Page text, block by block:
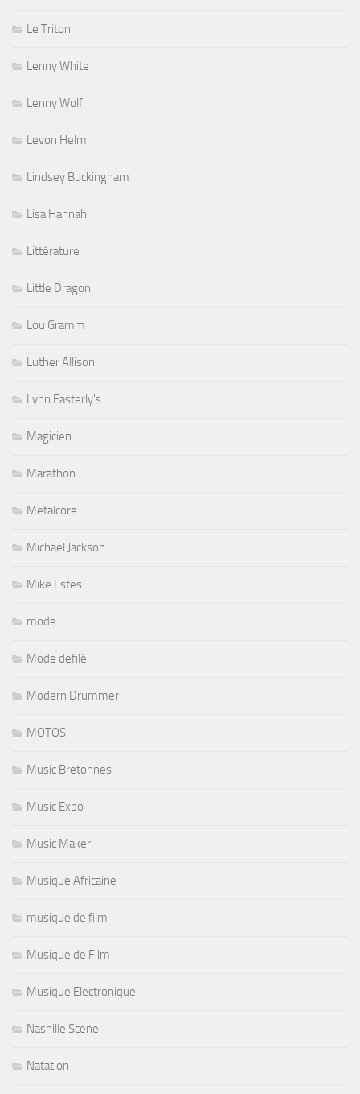
Le Triton
Lenny White
Lenny Wolf
Levon Helm
Lindsey Buckingham
Lisa Hannah
Littérature
Little Dragon
Lou Gramm
Luther Allison
Lynn Easterly's
Magicien
Marathon
Metalcore
Michael Jackson
Mike Estes
mode
Mode defilé
Modern Drummer
MOTOS
Music Bretonnes
Music Expo
Music Maker
Musique Africaine
musique de film
Musique de Film
Musique Electronique
Nashille Scene
Natation